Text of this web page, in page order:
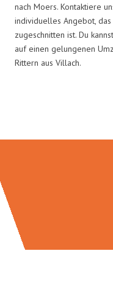
nach Moers. Kontaktiere
individuelles Angebot,
zugeschnitten ist. Du
auf einen gelungenen
Rittern aus Villach.